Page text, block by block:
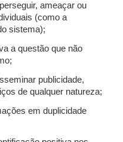
ameaçar ou
(como a
sistema);
a questão que não
publicidade,
de qualquer natureza;
em duplicidade